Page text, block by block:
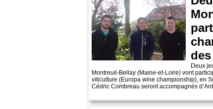
Deux
Montreuil-Bellay (Maine-et-Loire) vont
viticulture (Europa wine championship), en
Cédric Combreau seront accompagnés